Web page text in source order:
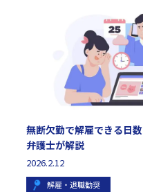
無断欠勤で解雇できる日
弁護士が解説
2026.2.12
解雇・退職勧奨